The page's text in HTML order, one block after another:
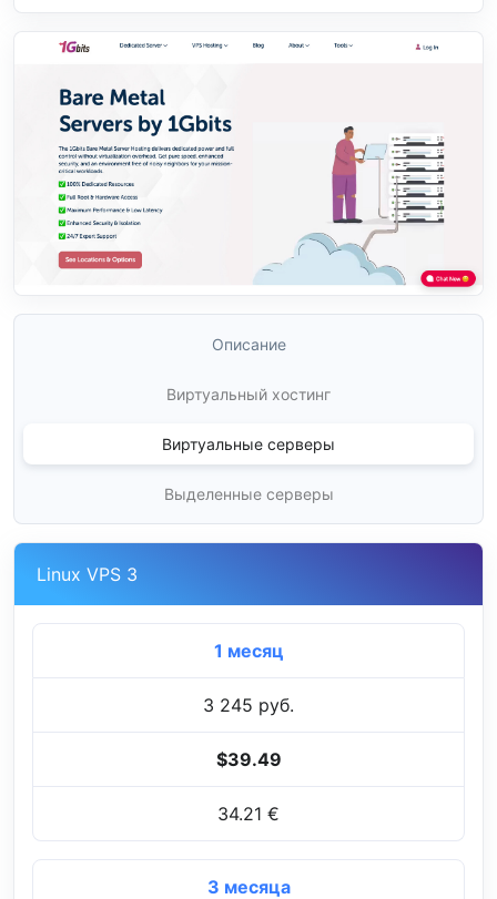
Описание
Виртуальный хостинг
Виртуальные серверы
Выделенные серверы
Linux VPS 3
1 месяц
3 245 руб.
$39.49
34.21 €
3 месяца